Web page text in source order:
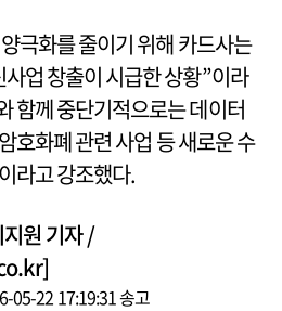
극화를 줄이기 위해 카드사는
업 창출이 시급한 상황”이라
함께 중단기적으로는 데이터
호화폐 관련 사업 등 새로운 수
라고 강조했다.
원 기자 /
05-22 17:19:31 송고